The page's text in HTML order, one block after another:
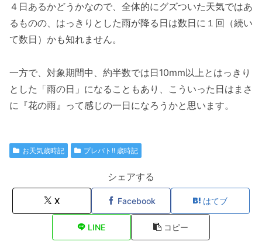
４日あるかどうかなので、全体的にグズついた天気ではあ
るものの、はっきりとした雨が降る日は数日に１回（続い
て数日）かも知れません。
一方で、対象期間中、約半数では日10mm以上とはっきり
とした「雨の日」になることもあり、こういった日はまさ
に『花の雨』って感じの一日になろうかと思います。
お天気歳時記 プレバト!! 歳時記
シェアする
X Facebook はてブ
LINE コピー